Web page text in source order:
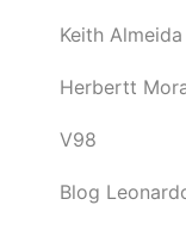
Keith Almeida
Herbertt
V98
Blog